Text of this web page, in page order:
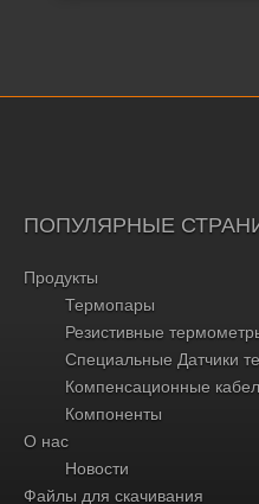
ПОПУЛЯРНЫЕ
Продукты
Термопары
Резистивные
Специальные Датчики
Компенсационные
Компоненты
О нас
Новости
Файлы для скачивания